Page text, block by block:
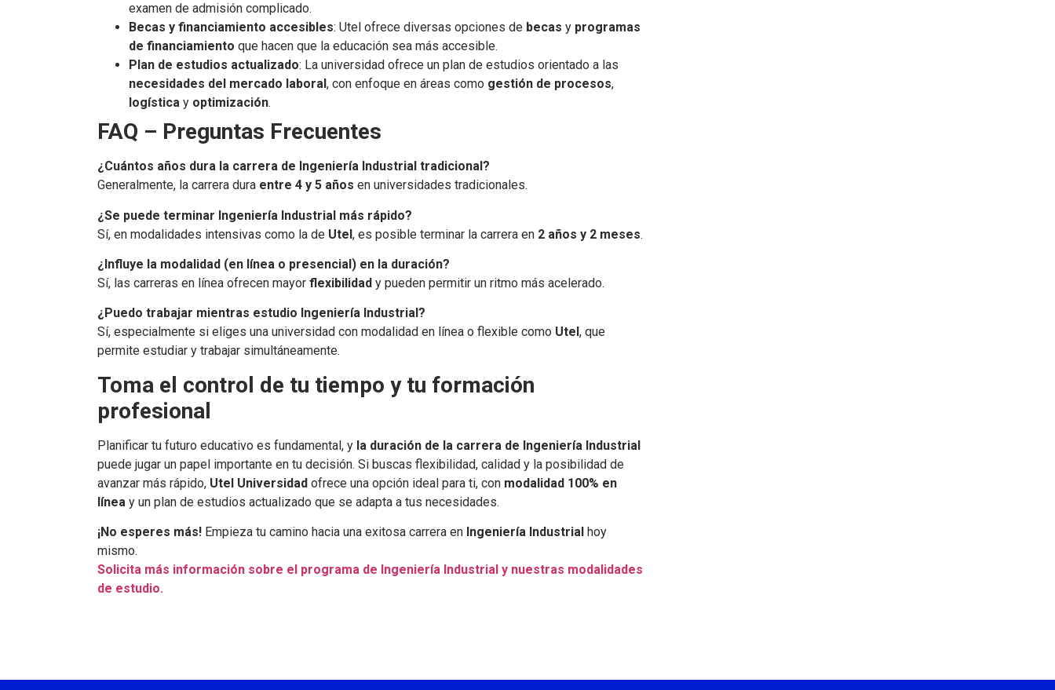
examen de admisión complicado.
Becas y financiamiento accesibles: Utel ofrece diversas opciones de becas y programas
de financiamiento que hacen que la educación sea más accesible.
Plan de estudios actualizado: La universidad ofrece un plan de estudios orientado a las
necesidades del mercado laboral, con enfoque en áreas como gestión de procesos,
logística y optimización.
FAQ – Preguntas Frecuentes
¿Cuántos años dura la carrera de Ingeniería Industrial tradicional?
Generalmente, la carrera dura entre 4 y 5 años en universidades tradicionales.
¿Se puede terminar Ingeniería Industrial más rápido?
Sí, en modalidades intensivas como la de Utel, es posible terminar la carrera en 2 años y 2 meses.
¿Influye la modalidad (en línea o presencial) en la duración?
Sí, las carreras en línea ofrecen mayorflexibilidad y pueden permitir un ritmo más acelerado.
¿Puedo trabajar mientras estudio Ingeniería Industrial?
Sí, especialmente si eliges una universidad con modalidad en línea o flexible como Utel, que
permite estudiar y trabajar simultáneamente.
Toma el control de tu tiempo y tu formación
profesional
Planificar tu futuro educativo es fundamental, y la duración de la carrera de Ingeniería Industrial
puede jugar un papel importante en tu decisión. Si buscas flexibilidad, calidad y la posibilidad de
avanzar más rápido, Utel Universidad ofrece una opción ideal para ti, con modalidad 100% en
línea y un plan de estudios actualizado que se adapta a tus necesidades.
¡No esperes más! Empieza tu camino hacia una exitosa carrera en Ingeniería Industrial hoy
mismo.
Solicita más información sobre el programa de Ingeniería Industrial y nuestras modalidades
de estudio.